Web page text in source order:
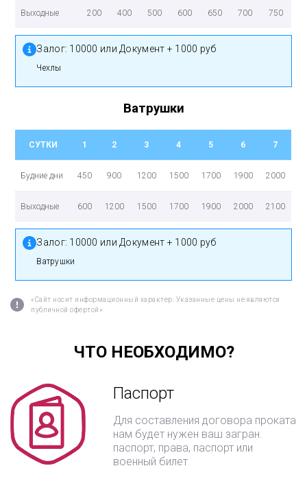
Выходные 200 400 500 600 650 700 750
Залог: 10000 или Документ + 1000 руб
Чехлы
Ватрушки
СУТКИ 1 2 3 4 5 6 7
Будние дни 450 900 1200 1500 1700 1900 2000
Выходные 600 1200 1500 1700 1900 2000 2100
Залог: 10000 или Документ + 1000 руб
Ватрушки
«Сайт носит информационный характер. Указанные цены не являются
публичной офертой»
ЧТО НЕОБХОДИМО?
Паспорт
Для составления договора проката
нам будет нужен ваш загран.
паспорт, права, паспорт или
военный билет